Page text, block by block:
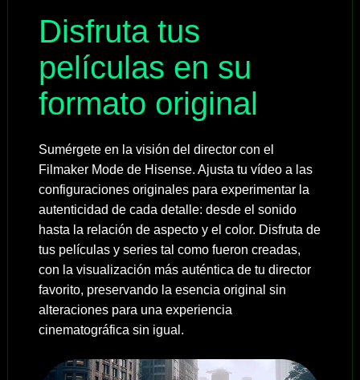
Disfruta tus
películas en su
formato original
Sumérgete en la visión del director con el
Filmaker Mode de Hisense. Ajusta tu vídeo a las
configuraciones originales para experimentar la
autenticidad de cada detalle: desde el sonido
hasta la relación de aspecto y el color. Disfruta de
tus películas y series tal como fueron creadas,
con la visualización más auténtica de tu director
favorito, preservando la esencia original sin
alteraciones para una experiencia
cinematográfica sin igual.